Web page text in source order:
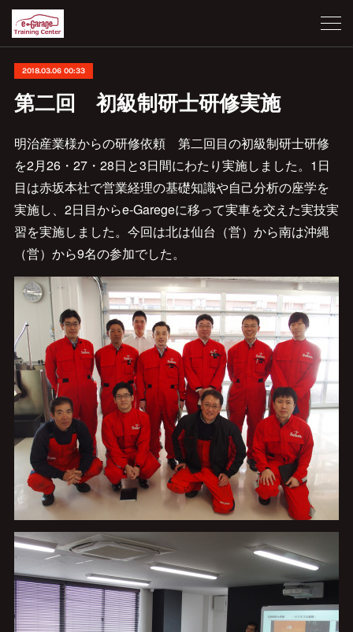
2018.03.06 00:33
第二回 初級制研士研修実施
明治産業様からの研修依頼 第二回目の初級制研士研修
を2月26・27・28日と3日間にわたり実施しました。1日
目は赤坂本社で営業経理の基礎知識や自己分析の座学を
実施し、2日目からe-Garegeに移って実車を交えた実技実
習を実施しました。今回は北は仙台（営）から南は沖縄
（営）から9名の参加でした。